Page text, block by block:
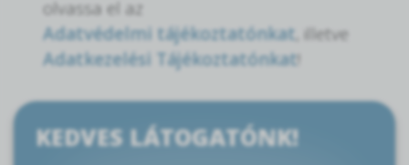
olvassa el az
Adatvédelmi tájékoztatónkat , illetve
Adatkezelési Tájékoztatónkat!
KEDVES LÁTOGATÓNK!